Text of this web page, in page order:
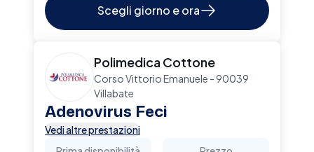
Scegli giorno e ora
Polimedica Cottone
Corso Vittorio Emanuele - 90039
Villabate
Adenovirus Feci
Vedi altre prestazioni